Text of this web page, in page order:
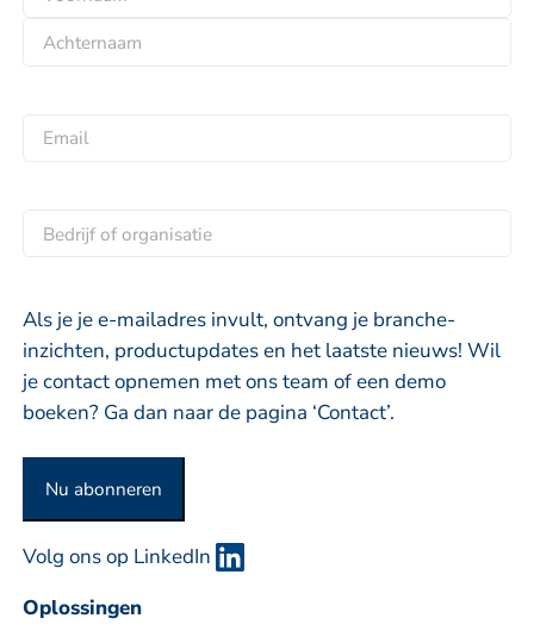
a
*
o
r
n
a
m
c
e
n
a
m
m
i
le
r
i
j
f
g
a
Als je je e-mailadres invult, ontvang je branche-
inzichten, productupdates en het laatste nieuws! Wil
je contact opnemen met ons team of een demo
boeken? Ga dan naar de pagina ‘Contact’.
Nu abonneren
Volg ons op LinkedIn
Oplossingen